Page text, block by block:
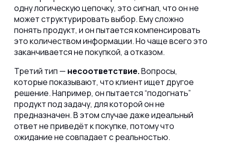
одну логическую цепочку, это сигнал, что он не
может структурировать выбор. Ему сложно
понять продукт, и он пытается компенсировать
это количеством информации. Но чаще всего это
заканчивается не покупкой, а отказом.
Третий тип — несоответствие.Вопросы,
которые показывают, что клиент ищет другое
решение. Например, он пытается “подогнать”
продукт под задачу, для которой он не
предназначен. В этом случае даже идеальный
ответ не приведёт к покупке, потому что
ожидание не совпадает с реальностью.